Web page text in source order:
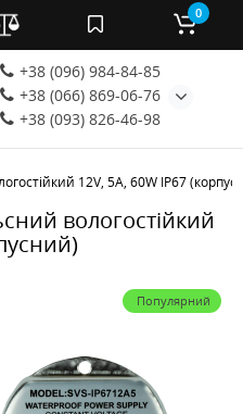
+38 (096) 984-84-85
+38 (066) 869-06-76
+38 (093) 826-46-98
0
12V, 5А, 60W IP67
вологостійкий
Популярний